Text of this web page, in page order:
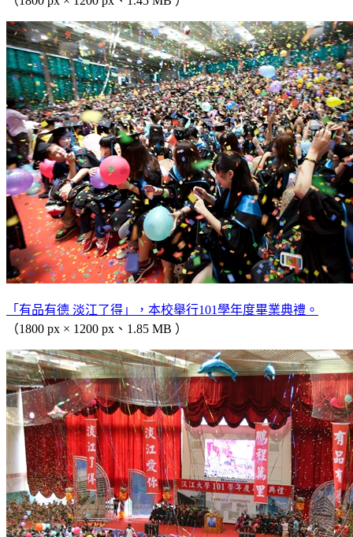
「有品有德 淡江了得」，本校舉行101學年度畢業典禮。
（1800 px × 1200 px、1.85 MB ）